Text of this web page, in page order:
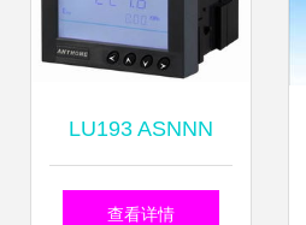
LU193 ASNNN
SDWF电力监测仪
查看详情